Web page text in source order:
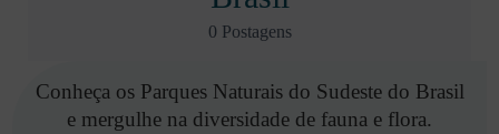
0 Postagens
Conheça os Parques Naturais do Sudeste do Brasil
e mergulhe na diversidade de fauna e flora.